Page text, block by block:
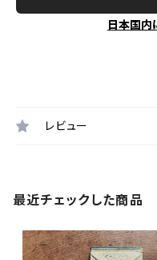
日本国内
レビュー
最近チェックした商品